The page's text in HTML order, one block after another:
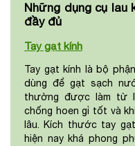
Những dụng cụ lau
đầy đủ
Tay gạt kính
Tay gạt kính là bộ
dùng để gạt sạch
thường được làm từ
chống hoen gỉ tốt và
lâu. Kích thước tay
hiện nay khá phong